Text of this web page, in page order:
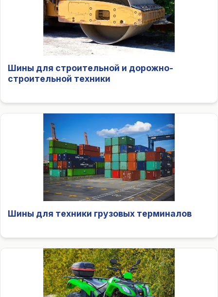
Шины для строительной и дорожно-
строительной техники
Шины для техники грузовых терминалов